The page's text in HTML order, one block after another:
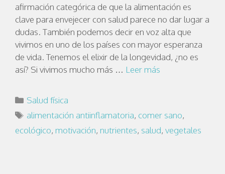
afirmación categórica de que la alimentación es
clave para envejecer con salud parece no dar lugar a
dudas. También podemos decir en voz alta que
vivimos en uno de los países con mayor esperanza
de vida. Tenemos el elixir de la longevidad, ¿no es
así? Si vivimos mucho más … Leer más
Salud física
alimentación antiinflamatoria, comer sano,
ecológico, motivación, nutrientes, salud, vegetales